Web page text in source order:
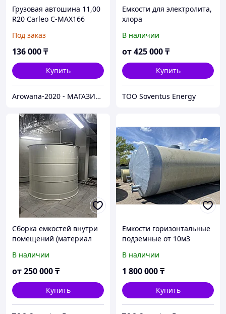
Грузовая автошина 11,00
R20 Carleo C-MAX166
Под заказ
136 000₸
Купить
Arowana-2020 - МАГАЗИН ГРУЗОВЫХ И ЛЕГКОВЫХ АВТОШИН
Емкости для электролита,
хлора
В наличии
от425 000₸
Купить
ТОО Soventus Energy
Сборка емкостей внутри
помещений (материал
В наличии
от250 000₸
Купить
Емкости горизонтальные
подземные от 10м3
В наличии
1 800 000₸
Купить